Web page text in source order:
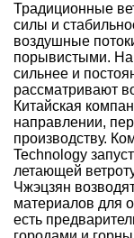
Традиционные
силы и
воздушные
порывистыми. На
сильнее и
рассматривают
Китайская
направлении,
производству.
Technology
летающей
Чжэцзян
материалов для
есть